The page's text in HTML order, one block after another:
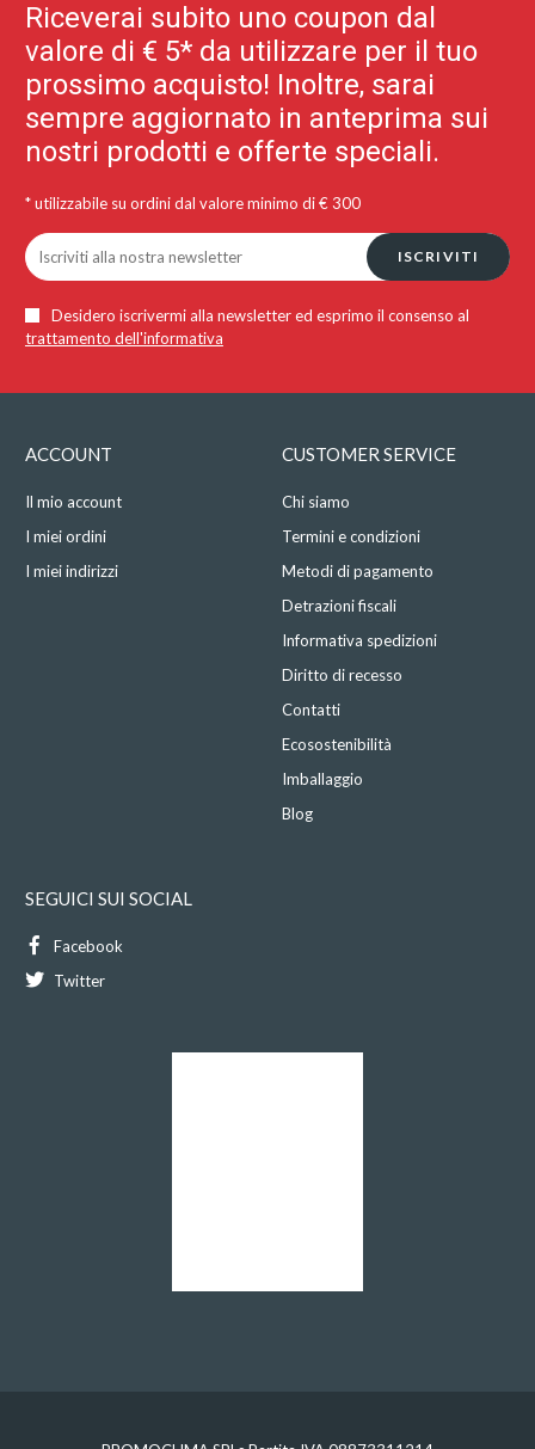
Riceverai subito uno coupon dal
valore di € 5* da utilizzare per il tuo
prossimo acquisto! Inoltre, sarai
sempre aggiornato in anteprima sui
nostri prodotti e offerte speciali.
* utilizzabile su ordini dal valore minimo di € 300
ISCRIVITI
Desidero iscrivermi alla newsletter ed esprimo il consenso al
trattamento dell'informativa
ACCOUNT
Il mio account
I miei ordini
I miei indirizzi
CUSTOMER SERVICE
Chi siamo
Termini e condizioni
Metodi di pagamento
Detrazioni fiscali
Informativa spedizioni
Diritto di recesso
Contatti
Ecosostenibilità
Imballaggio
Blog
SEGUICI SUI SOCIAL
Facebook
Twitter